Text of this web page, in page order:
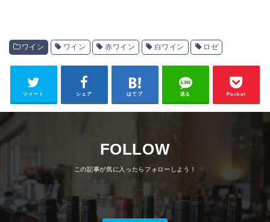
ワイン ワイン 赤ワイン 白ワイン ロゼ
ツイート シェア はてブ 送る Pocket
FOLLOW